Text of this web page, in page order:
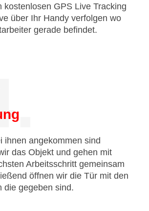
kostenlosen GPS Live Tracking
über Ihr Handy verfolgen wo
gerade befindet.
ihnen angekommen sind
das Objekt und gehen mit
Arbeitsschritt gemeinsam
öffnen wir die Tür mit den
die gegeben sind.